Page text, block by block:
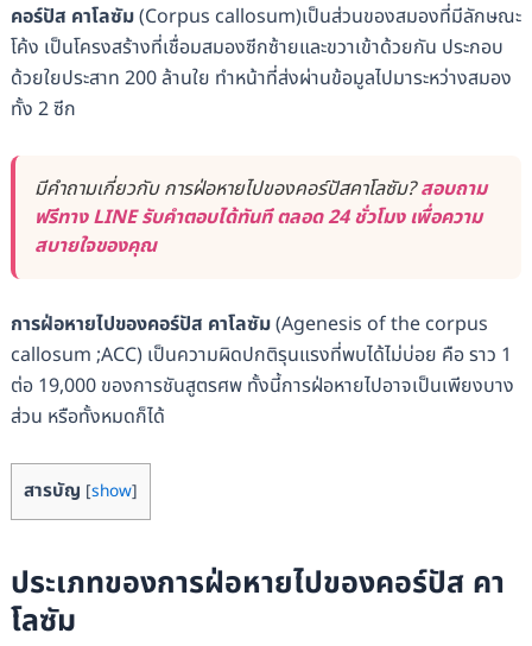
คอร์ปัส คาโลซัม(Corpus callosum)เป็นส่วนของสมองที่มีลักษณะ
โค้ง เป็นโครงสร้างที่เชื่อมสมองซีกซ้ายและขวาเข้าด้วยกัน ประกอบ
ด้วยใยประสาท 200 ล้านใย ทำหน้าที่ส่งผ่านข้อมูลไปมาระหว่างสมอง
ทั้ง 2 ซีก
มีคำถามเกี่ยวกับ การฝ่อหายไปของคอร์ปัสคาโลซัม?สอบถาม
ฟรีทาง LINE รับคำตอบได้ทันที ตลอด 24 ชั่วโมง เพื่อความ
สบายใจของคุณ
การฝ่อหายไปของคอร์ปัส คาโลซัม(Agenesis of the corpus
callosum ;ACC) เป็นความผิดปกติรุนแรงที่พบได้ไม่บ่อย คือ ราว 1
ต่อ 19,000 ของการชันสูตรศพ ทั้งนี้การฝ่อหายไปอาจเป็นเพียงบาง
ส่วน หรือทั้งหมดก็ได้
สารบัญ [show]
ประเภทของการฝ่อหายไปของคอร์ปัส คา
โลซัม